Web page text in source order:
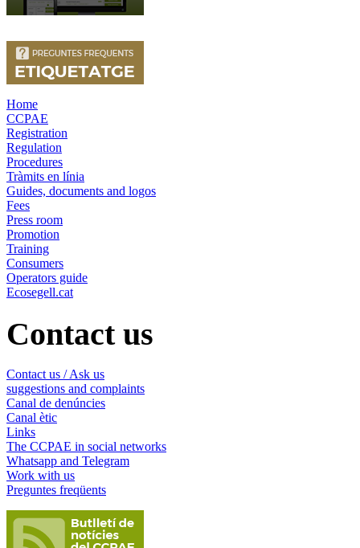
Home
CCPAE
Registration
Regulation
Procedures
Tràmits en línia
Guides, documents and logos
Fees
Press room
Promotion
Training
Consumers
Operators guide
Ecosegell.cat
Contact us
Contact us / Ask us
suggestions and complaints
Canal de denúncies
Canal ètic
Links
The CCPAE in social networks
Whatsapp and Telegram
Work with us
Preguntes freqüents